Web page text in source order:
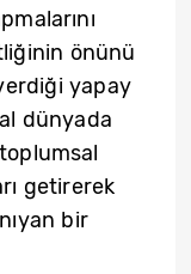
önünü
yapay
dünyada
getirerek
bir